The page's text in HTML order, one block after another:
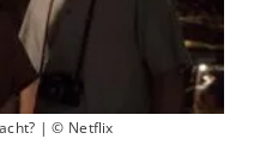
| © Netflix